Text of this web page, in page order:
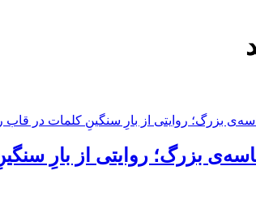
بزرگ؛ روایتی از بارِ